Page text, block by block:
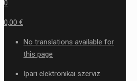
0
0,00 €
No translations available for
this page
Ipari elektronikai szerviz